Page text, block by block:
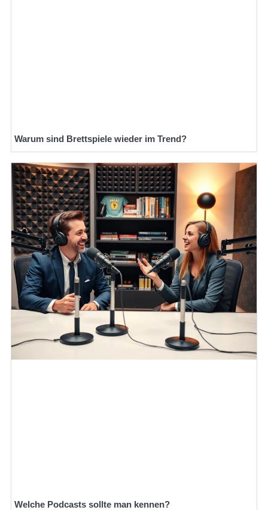
Warum sind Brettspiele wieder im Trend?
Welche Podcasts sollte man kennen?